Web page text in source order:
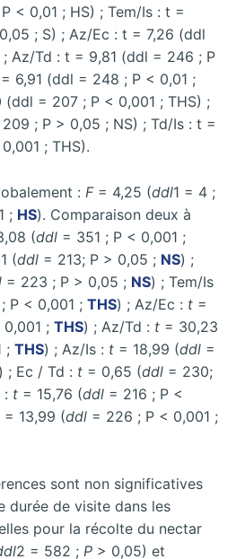
< 0,01 ; HS) ; Tem/Is : t =
; S) ; Az/Ec : t = 7,26 (ddl
Az/Td : t = 9,81 (ddl = 246 ; P
6,91 (ddl = 248 ; P < 0,01 ;
(ddl = 207 ; P < 0,001 ; THS) ;
; P > 0,05 ; NS) ; Td/Is : t =
; THS).
: F= 4,25 (ddl1 = 4 ;
; HS). Comparaison deux à
(ddl = 351 ; P < 0,001 ;
(ddl = 213; P > 0,05 ; NS) ;
= 223 ; P > 0,05 ; NS) ; Tem/Is
P < 0,001 ; THS) ; Az/Ec : t =
; THS) ; Az/Td : t = 30,23
; THS) ; Az/Is : t = 18,99 (ddl =
) ; Ec / Td : t = 0,65 (ddl = 230;
: t = 15,76 (ddl = 216 ; P <
= 13,99 (ddl = 226 ; P < 0,001 ;
sont non significatives
durée de visite dans les
pour la récolte du nectar
2 = 582 ; P > 0,05) et